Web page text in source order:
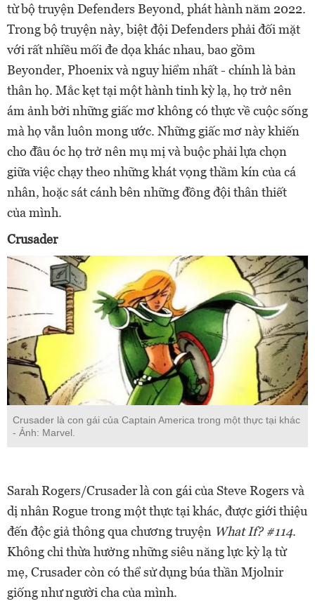
từ bộ truyện Defenders Beyond, phát hành năm 2022.
Trong bộ truyện này, biệt đội Defenders phải đối mặt
với rất nhiều mối đe dọa khác nhau, bao gồm
Beyonder, Phoenix và nguy hiểm nhất - chính là bản
thân họ. Mắc kẹt tại một hành tinh kỳ lạ, họ trở nên
ám ảnh bởi những giấc mơ không có thực về cuộc sống
mà họ vẫn luôn mong ước. Những giấc mơ này khiến
cho đầu óc họ trở nên mụ mị và buộc phải lựa chọn
giữa việc chạy theo những khát vọng thầm kín của cá
nhân, hoặc sát cánh bên những đồng đội thân thiết
của mình.
Crusader
Crusader là con gái của Captain America trong một thực tại khác
- Ảnh: Marvel.
Sarah Rogers/Crusader là con gái của Steve Rogers và
dị nhân Rogue trong một thực tại khác, được giới thiệu
đến độc giả thông qua chương truyện What If? #114.
Không chỉ thừa hưởng những siêu năng lực kỳ lạ từ
mẹ, Crusader còn có thể sử dụng búa thần Mjolnir
giống như người cha của mình.